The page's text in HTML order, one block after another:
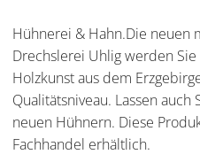
Hühnerei & Hahn.Die neuen
Drechslerei Uhlig werden
Holzkunst aus dem
Qualitätsniveau. Lassen
neuen Hühnern. Diese
Fachhandel erhältlich.